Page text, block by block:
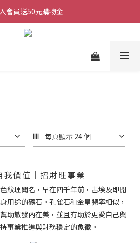
會員送50元購物金
會員送50元購物金
三/四/五 20:30 IG直播
每頁顯示 24 個
價值｜招財旺事業
紋理聞名，早在四千年前，古埃及即開
用途的礦石。孔雀石和金星頻率相似，
助散發內在美，並且有助於更愛自己與
事業推進與財務穩定的象徵。